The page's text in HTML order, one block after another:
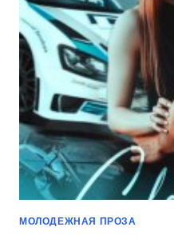
(ЮЛИАННА
ОРЛОВА)
МОЛОДЕЖНАЯ ПРОЗА